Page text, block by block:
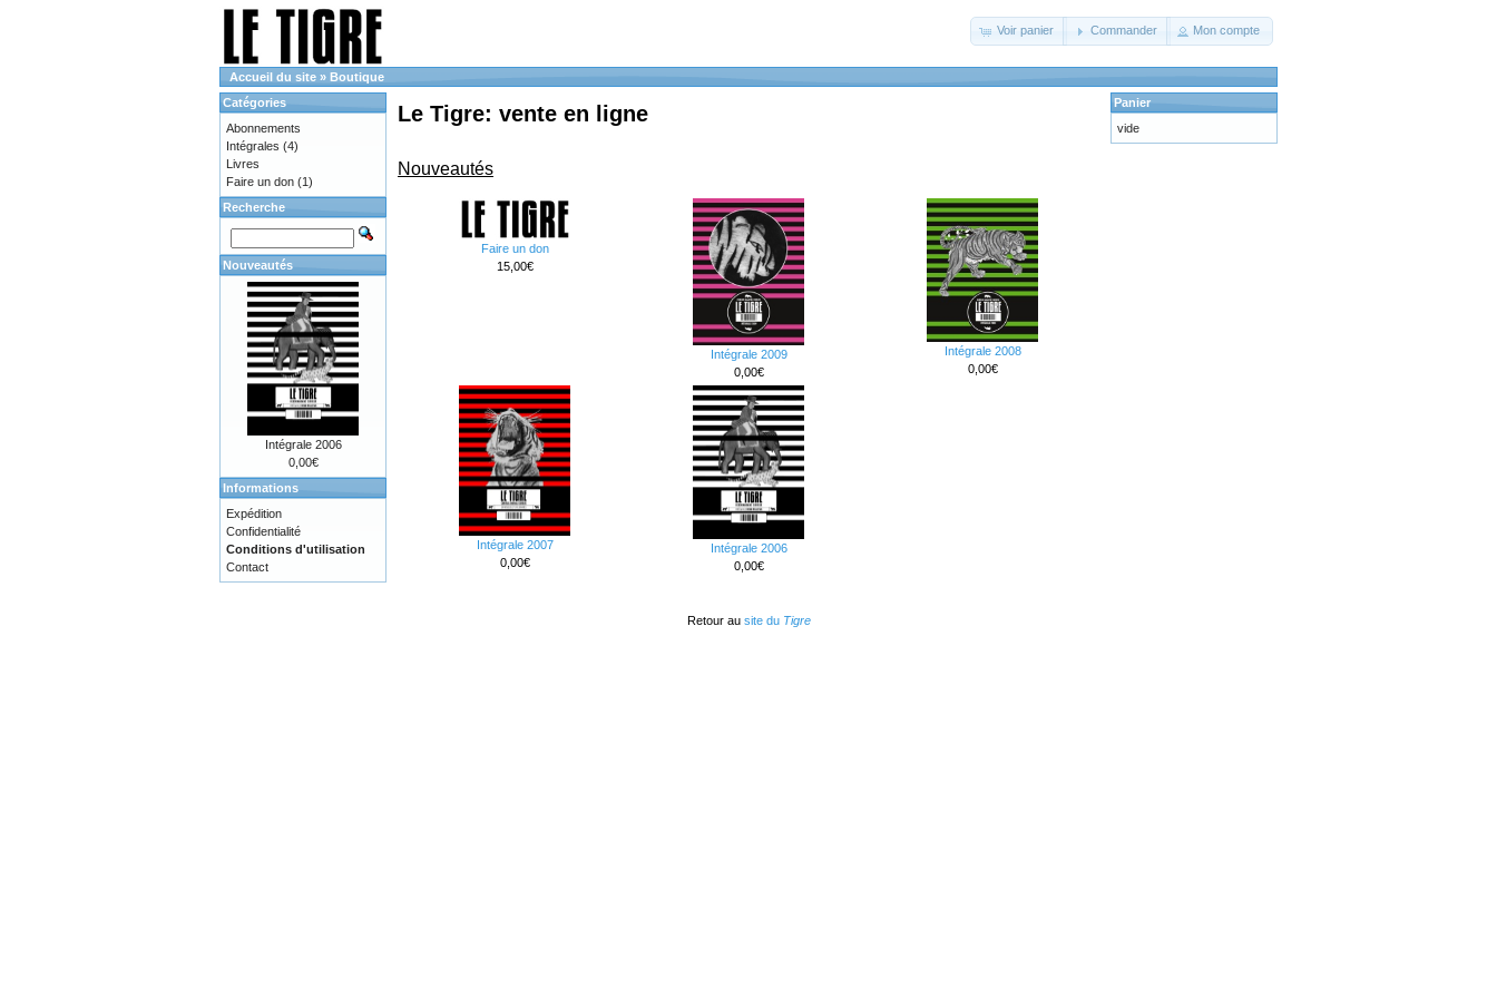
Voir panier Commander Mon compte
Accueil du site » Boutique
Le Tigre: vente en ligne
Nouveautés
Faire un don
15,00€
Intégrale 2009
0,00€
Intégrale 2008
0,00€
Intégrale 2007
0,00€
Intégrale 2006
0,00€
Catégories
Abonnements
Intégrales (4)
Livres
Faire un don (1)
Recherche
Nouveautés
Intégrale 2006
0,00€
Informations
Expédition
Confidentialité
Conditions d'utilisation
Contact
Panier
vide
Retour au site du Tigre